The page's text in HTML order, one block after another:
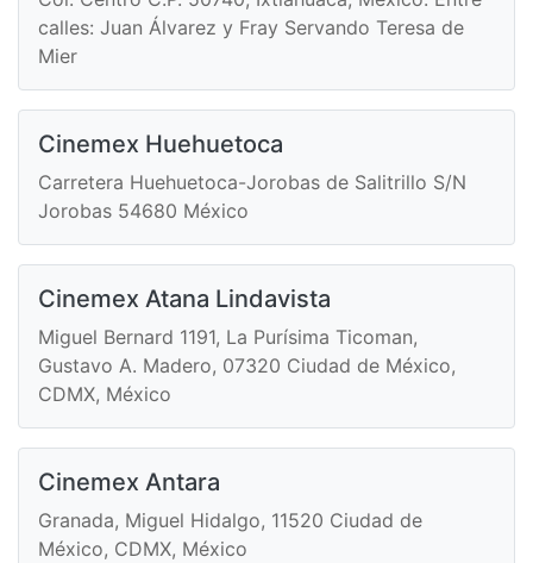
calles: Juan Álvarez y Fray Servando Teresa de
Mier
Cinemex Huehuetoca
Carretera Huehuetoca-Jorobas de Salitrillo S/N
Jorobas 54680 México
Cinemex Atana Lindavista
Miguel Bernard 1191, La Purísima Ticoman,
Gustavo A. Madero, 07320 Ciudad de México,
CDMX, México
Cinemex Antara
Granada, Miguel Hidalgo, 11520 Ciudad de
México, CDMX, México